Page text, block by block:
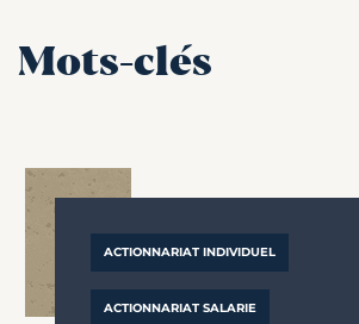
Mots-clés
ACTIONNARIAT INDIVIDUEL
ACTIONNARIAT SALARIE